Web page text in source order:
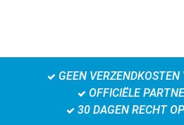
GEEN
OFFICIËLE
30 DAGEN RECHT